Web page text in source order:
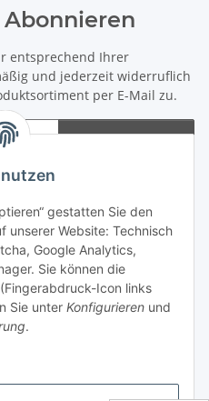
gestatten Sie den
unserer Website: Technisch
Google Analytics,
Sie können die
Icon links
Sie unter Konfigurieren und
.
entsprechend Ihrer
und jederzeit widerruflich
per E-Mail zu.
Abonnieren